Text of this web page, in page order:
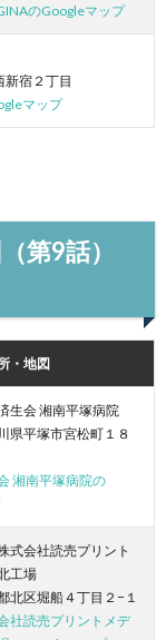
のGoogleマップ
新宿２丁目
マップ
第9話）
・地図
生会 湘南平塚病院
県平塚市宮松町１８
湘南平塚病院の
式会社読売プリント
工場
北区堀船４丁目２−１
社読売プリントメデ